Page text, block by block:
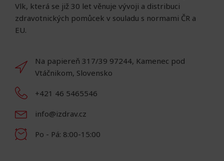
Vlk, která se již 30 let věnuje vývoji a distribuci
zdravotnických pomůcek v souladu s normami ČR a
EU.
Na papiereň 317/39 97244, Kamenec pod
Vtáčnikom, Slovensko
+421 46 5465546
info@izdrav.cz
Po - Pá: 8:00-15:00